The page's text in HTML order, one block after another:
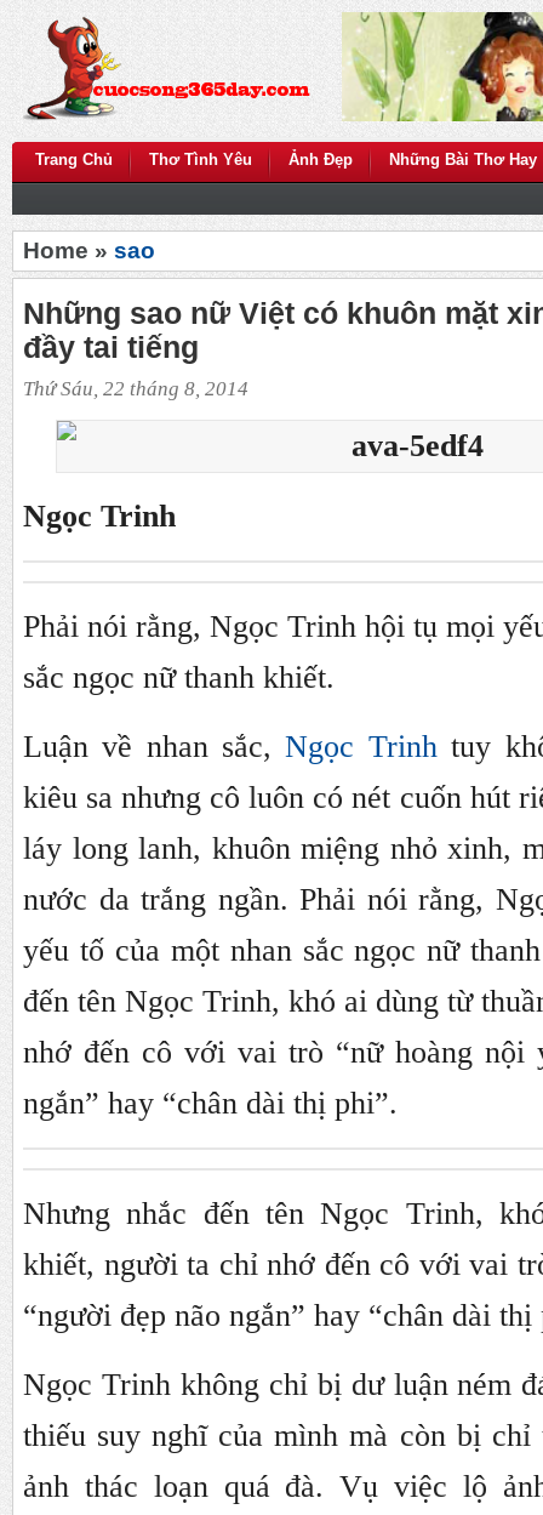
Trang Chủ Thơ Tình Yêu Ảnh Đẹp Những Bài Thơ Hay
Home » sao
Những sao nữ Việt có khuôn mặt
đầy tai tiếng
Thứ Sáu, 22 tháng 8, 2014
Ngọc Trinh
Phải nói rằng, Ngọc Trinh hội tụ mọi
sắc ngọc nữ thanh khiết.
Luận về nhan sắc,Ngọc Trinhtuy
kiêu sa nhưng cô luôn có nét cuốn hút
láy long lanh, khuôn miệng nhỏ xinh,
nước da trắng ngần. Phải nói rằng,
yếu tố của một nhan sắc ngọc nữ
đến tên Ngọc Trinh, khó ai dùng từ
nhớ đến cô với vai trò “nữ hoàng nội
ngắn” hay “chân dài thị phi”.
Nhưng nhắc đến tên Ngọc Trinh,
khiết, người ta chỉ nhớ đến cô với vai
“người đẹp não ngắn” hay “chân dài thị
Ngọc Trinh không chỉ bị dư luận ném
thiếu suy nghĩ của mình mà còn bị
ảnh thác loạn quá đà. Vụ việc lộ